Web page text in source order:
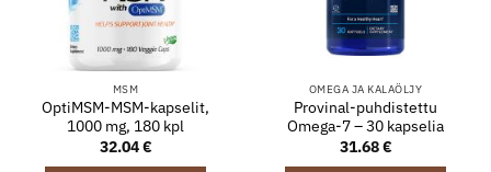
MSM
OptiMSM-MSM-kapselit,
1000 mg, 180 kpl
32.04€
OMEGA JA KALAÖLJY
Provinal-puhdistettu
Omega-7 – 30 kapselia
31.68€